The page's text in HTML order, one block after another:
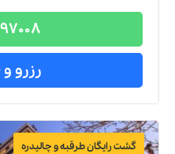
رزرو
گشت رایگان طرقبه و چالیدره